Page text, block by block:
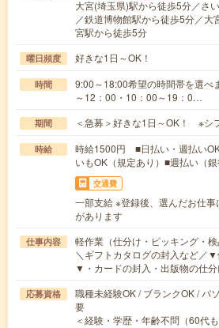
大宮(埼玉県)駅から徒歩5分／さ
／鉄道博物館駅から徒歩5分／
宮駅から徒歩5分
曜日頻度 好きな1日～OK！
時間
9:00～18:00希望の時間帯を選べ
～12：00・10：00～19：0…
期間 ＜急募＞好きな1日～OK！ ※シ
時給
時給1500円 ■日払い・週払い
いもOK（規定あり）■週払い（
交通費
一部支給 ※登録後、選んだお仕
があります
仕事内容
軽作業（仕分け・ピッキング・検
＼ギフトカタログの封入など／▼
▼・カードの封入・出版物の仕
応募資格
職種未経験OK / ブランクOK / パ
要
＜経験・学歴・年齢不問（60代